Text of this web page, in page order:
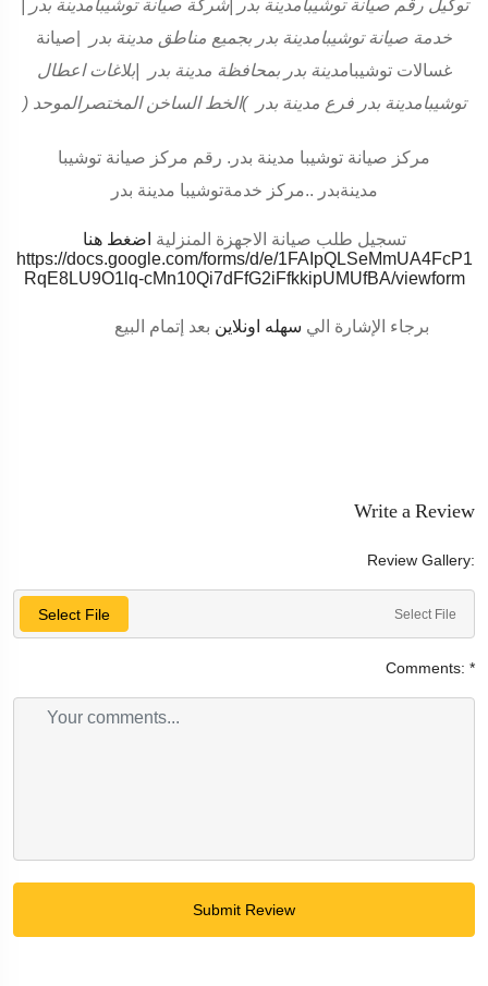
توكيل رقم صيانة توشيبامدينة بدر |شركة صيانة توشيبامدينة بدر
خدمة صيانة توشيبامدينة بدر بجميع مناطق مدينة بدر
صيانة
غسالات توشيبامدينة بدر بمحافظة مدينة بدر |بلاغات اعطال
توشيبامدينة بدر فرع مدينة بدر (الخط الساخن المختصرالموحد)
مركز صيانة توشيبا مدينة بدر. رقم مركز صيانة توشيبا
مدينةبدر ..مركز خدمةتوشيبا مدينة بدر
تسجيل طلب صيانة الاجهزة المنزلية اضغط هنا
https://docs.google.com/forms/d/e/1FAIpQLSeMmUA4FcP1
RqE8LU9O1lq-cMn10Qi7dFfG2iFfkkipUMUfBA/viewform
برجاء الإشارة الي سهله اونلاين بعد إتمام البيع
Write a Review
Review Gallery:
Select File Select File
Comments: *
Submit Review